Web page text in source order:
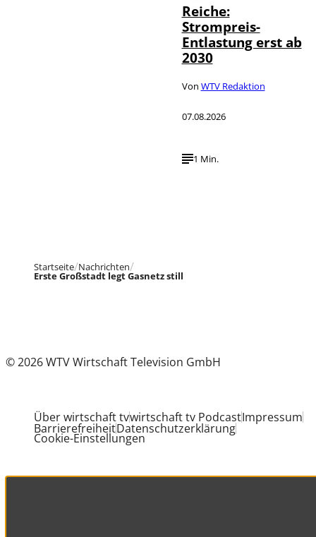
Reiche:
Strompreis-
Entlastung erst ab
2030
Von WTV Redaktion
07.08.2026
1 Min.
Startseite Nachrichten
Erste Großstadt legt Gasnetz still
© 2026 WTV Wirtschaft Television GmbH
Über wirtschaft tvwirtschaft tv PodcastImpressum
BarrierefreiheitDatenschutzerklärung
Cookie-Einstellungen